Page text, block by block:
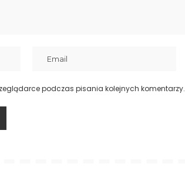
podczas pisania kolejnych komentarzy.